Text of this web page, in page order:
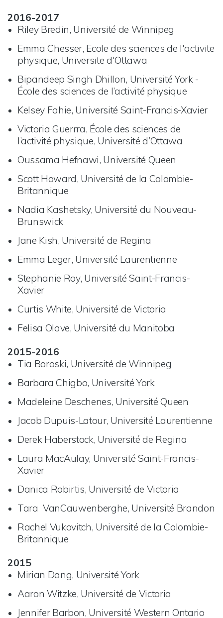
2016-2017
Riley Bredin, Université de Winnipeg
Emma Chesser, Ecole des sciences de l'activite
physique, Universite d'Ottawa
Bipandeep Singh Dhillon, Université York -
École des sciences de l’activité physique
Kelsey Fahie, Université Saint-Francis-Xavier
Victoria Guerrra, École des sciences de
l’activité physique, Université d’Ottawa
Oussama Hefnawi, Université Queen
Scott Howard, Université de la Colombie-
Britannique
Nadia Kashetsky, Université du Nouveau-
Brunswick
Jane Kish, Université de Regina
Emma Leger, Université Laurentienne
Stephanie Roy, Université Saint-Francis-
Xavier
Curtis White, Université de Victoria
Felisa Olave, Université du Manitoba
2015-2016
Tia Boroski, Université de Winnipeg
Barbara Chigbo, Université York
Madeleine Deschenes, Université Queen
Jacob Dupuis-Latour, Université Laurentienne
Derek Haberstock, Université de Regina
Laura MacAulay, Université Saint-Francis-
Xavier
Danica Robirtis, Université de Victoria
Tara VanCauwenberghe, Université Brandon
Rachel Vukovitch, Université de la Colombie-
Britannique
2015
Mirian Dang, Université York
Aaron Witzke, Université de Victoria
Jennifer Barbon, Université Western Ontario